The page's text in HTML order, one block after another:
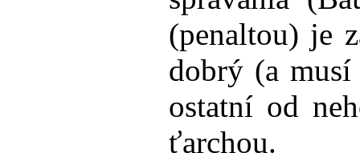
(penaltou) je
dobrý (a
ostatní od
ťarchou.